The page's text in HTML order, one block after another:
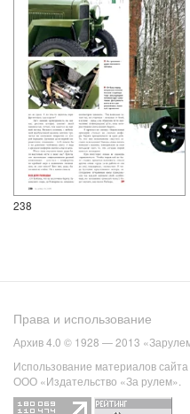
238
Права и использование
Архив 4.0 © 1928 — 2013
Использование материалов
ООО «Издательство «За рулем».